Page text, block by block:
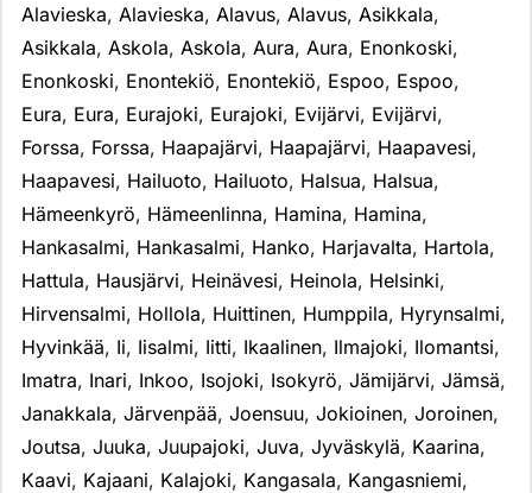
Alavieska, Alavieska, Alavus, Alavus, Asikkala,
Asikkala, Askola, Askola, Aura, Aura, Enonkoski,
Enonkoski, Enontekiö, Enontekiö, Espoo, Espoo,
Eura, Eura, Eurajoki, Eurajoki, Evijärvi, Evijärvi,
Forssa, Forssa, Haapajärvi, Haapajärvi, Haapavesi,
Haapavesi, Hailuoto, Hailuoto, Halsua, Halsua,
Hämeenkyrö, Hämeenlinna, Hamina, Hamina,
Hankasalmi, Hankasalmi, Hanko, Harjavalta, Hartola,
Hattula, Hausjärvi, Heinävesi, Heinola, Helsinki,
Hirvensalmi, Hollola, Huittinen, Humppila, Hyrynsalmi,
Hyvinkää, Ii, Iisalmi, Iitti, Ikaalinen, Ilmajoki, Ilomantsi,
Imatra, Inari, Inkoo, Isojoki, Isokyrö, Jämijärvi, Jämsä,
Janakkala, Järvenpää, Joensuu, Jokioinen, Joroinen,
Joutsa, Juuka, Juupajoki, Juva, Jyväskylä, Kaarina,
Kaavi, Kajaani, Kalajoki, Kangasala, Kangasniemi,